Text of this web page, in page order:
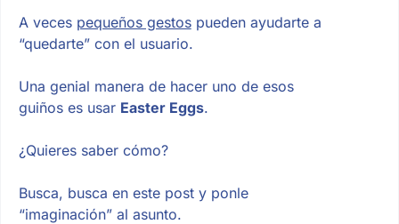
A veces pequeños gestospueden ayudarte a
“quedarte” con el usuario.
Una genial manera de hacer uno de esos
guiños es usar Easter Eggs.
¿Quieres saber cómo?
Busca, busca en este post y ponle
“imaginación” al asunto.